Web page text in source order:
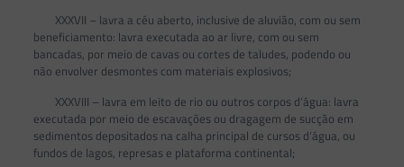
XXXVII – lavra a céu aberto, inclusive de aluvião, com ou sem
beneficiamento: lavra executada ao ar livre, com ou sem
bancadas, por meio de cavas ou cortes de taludes, podendo ou
não envolver desmontes com materiais explosivos;
XXXVIII – lavra em leito de rio ou outros corpos d’água: lavra
executada por meio de escavações ou dragagem de sucção em
sedimentos depositados na calha principal de cursos d’água, ou
fundos de lagos, represas e plataforma continental;